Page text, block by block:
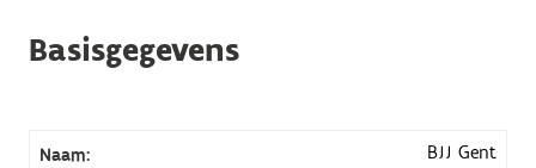
Basisgegevens
Naam: BJJ Gent